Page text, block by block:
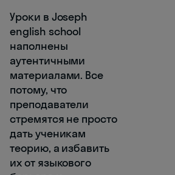
Уроки в Joseph
english school
наполнены
аутентичными
материалами. Все
потому, что
преподаватели
стремятся не просто
дать ученикам
теорию, а избавить
их от языкового